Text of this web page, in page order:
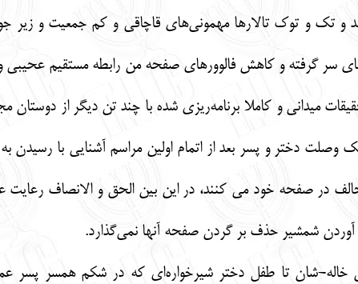
تک و توک تالارها مهمونی‌های قاچاقی و کم جمعیت و زیر
سر گرفته و کاهش فالوورهای صفحه من رابطه مستقیم عحیبی
میدانی و کاملا برنامه‌ریزی شده با چند تن دیگر از
دختر و پسر بعد از اتمام اولین مراسم آشنایی با
در صفحه خود می کنند، در این بین الحق و الانصاف
آوردن شمشیر حذف بر گردن صفحه آنها نمی‌گذارد.
خاله-شان تا طفل دختر شیرخواره‌ای که در شکم همسر پسر